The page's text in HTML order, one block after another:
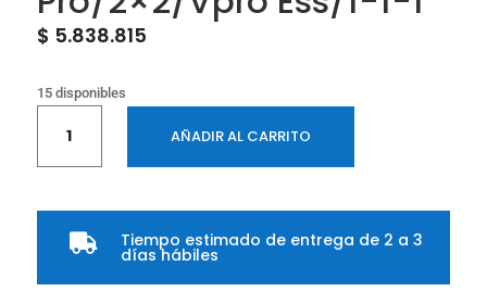
$ 5.838.815
15 disponibles
ProOne
440
AiO
14700/16GB/512GB
AÑADIR AL CARRITO
 Tiempo estimado de entrega de 2 a 3
días hábiles